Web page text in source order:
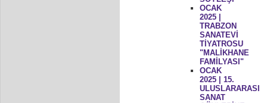
OCAK
2025 |
TRABZON
SANATEVİ
TİYATROSU
"MALİKHANE
FAMİLYASI"
OCAK
2025 | 15.
ULUSLARARASI
SANAT